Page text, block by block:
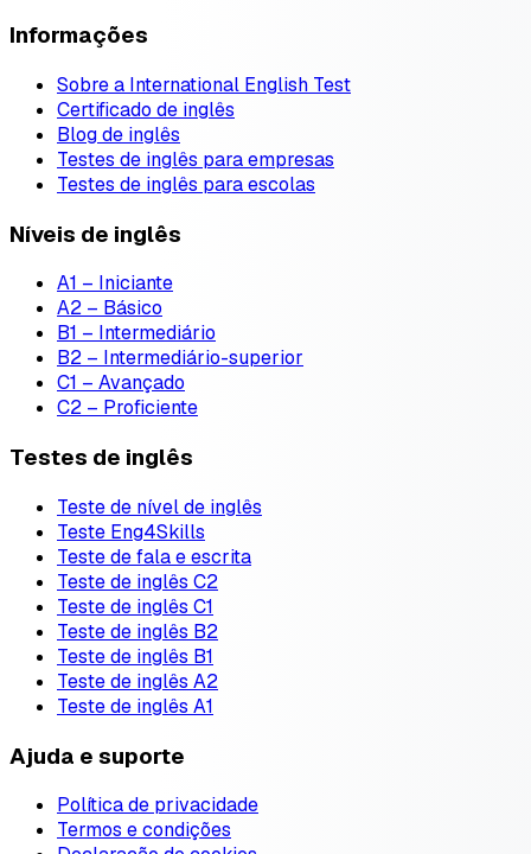
Informações
Sobre a International English Test
Certificado de inglês
Blog de inglês
Testes de inglês para empresas
Testes de inglês para escolas
Níveis de inglês
A1 – Iniciante
A2 – Básico
B1 – Intermediário
B2 – Intermediário-superior
C1 – Avançado
C2 – Proficiente
Testes de inglês
Teste de nível de inglês
Teste Eng4Skills
Teste de fala e escrita
Teste de inglês C2
Teste de inglês C1
Teste de inglês B2
Teste de inglês B1
Teste de inglês A2
Teste de inglês A1
Ajuda e suporte
Política de privacidade
Termos e condições